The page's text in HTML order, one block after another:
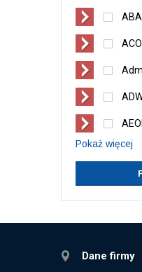
ABA
ACO
Pokaż więcej
Dane firmy